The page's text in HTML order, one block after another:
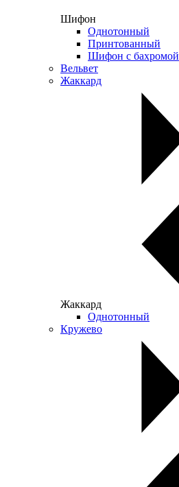
Шифон
Однотонный
Принтованный
Шифон с бахромой
Вельвет
Жаккард
Жаккард
Однотонный
Кружево